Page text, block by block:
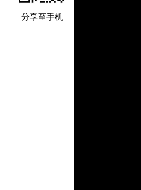
分享至手机